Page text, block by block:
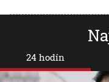
24 hodín